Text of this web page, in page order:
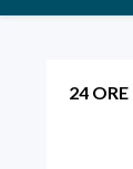
24 ORE